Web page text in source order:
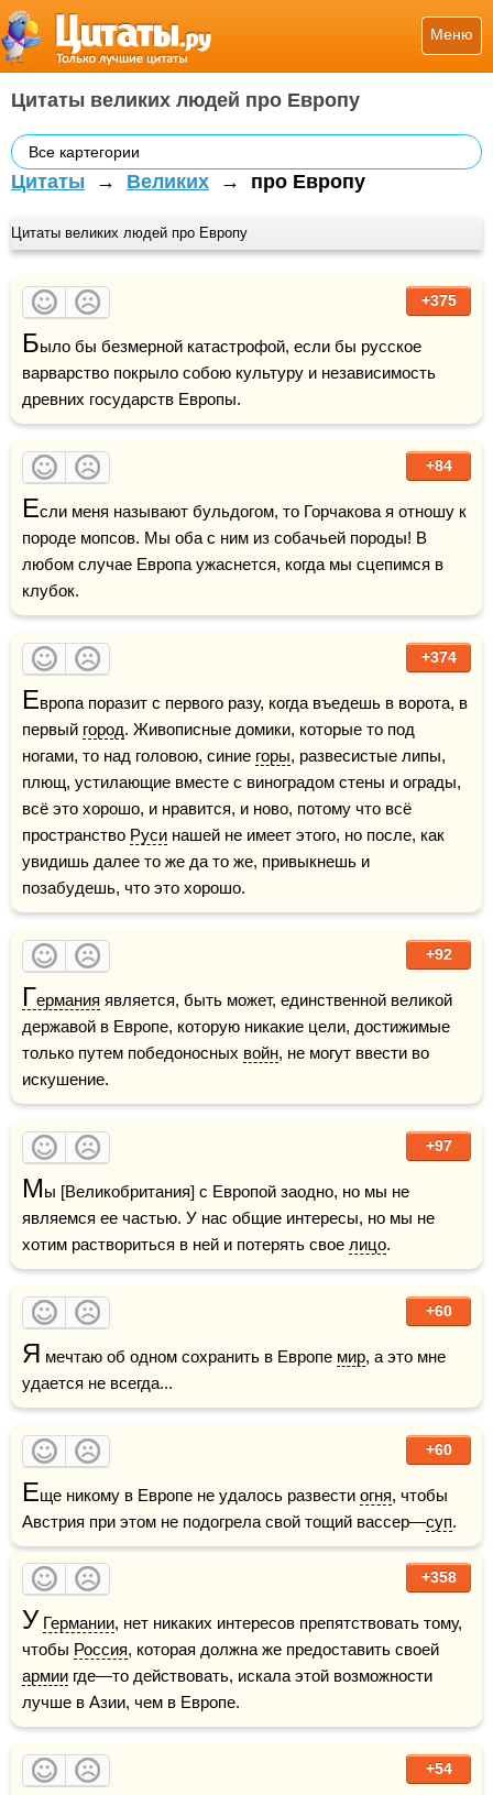
Меню
Цитаты великих людей про Европу
Все картегории
Цитаты → Великих → про Европу
Цитаты великих людей про Европу
+375
Было бы безмерной катастрофой, если бы русское
варварство покрыло собою культуру и независимость
древних государств Европы.
+84
Если меня называют бульдогом, то Горчакова я отношу к
породе мопсов. Мы оба с ним из собачьей породы! В
любом случае Европа ужаснется, когда мы сцепимся в
клубок.
+374
Европа поразит с первого разу, когда въедешь в ворота, в
первый город. Живописные домики, которые то под
ногами, то над головою, синие горы, развесистые липы,
плющ, устилающие вместе с виноградом стены и ограды,
всё это хорошо, и нравится, и ново, потому что всё
пространство Руси нашей не имеет этого, но после, как
увидишь далее то же да то же, привыкнешь и
позабудешь, что это хорошо.
+92
Германия является, быть может, единственной великой
державой в Европе, которую никакие цели, достижимые
только путем победоносных войн, не могут ввести во
искушение.
+97
Мы [Великобритания] с Европой заодно, но мы не
являемся ее частью. У нас общие интересы, но мы не
хотим раствориться в ней и потерять свое лицо.
+60
Я мечтаю об одном сохранить в Европе мир, а это мне
удается не всегда...
+60
Еще никому в Европе не удалось развести огня, чтобы
Австрия при этом не подогрела свой тощий вассер—суп.
+358
У Германии, нет никаких интересов препятствовать тому,
чтобы Россия
армии где—то действовать, искала этой возможности
лучше в Азии, чем в Европе.
+54